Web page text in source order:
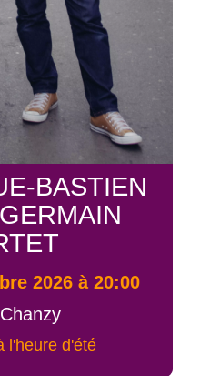
BASTIEN
2026 à 20:00
l'heure d'été